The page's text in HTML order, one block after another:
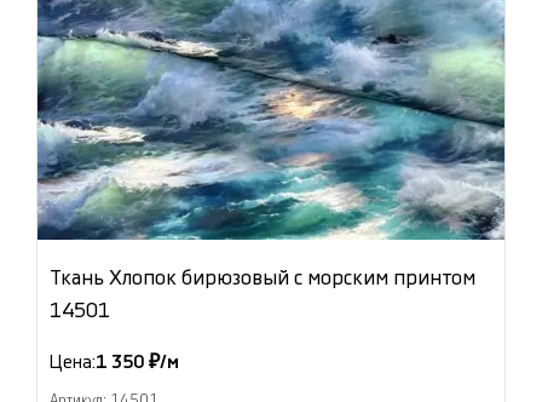
Ткань Хлопок бирюзовый с морским принтом
14501
Цена:1 350 ₽/м